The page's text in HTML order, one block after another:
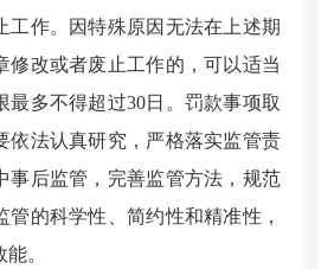
工作。因特殊原因无法在上述期
修改或者废止工作的，可以适当
最多不得超过30日。罚款事项取
依法认真研究，严格落实监管责
事后监管，完善监管方法，规范
管的科学性、简约性和精准性，
。